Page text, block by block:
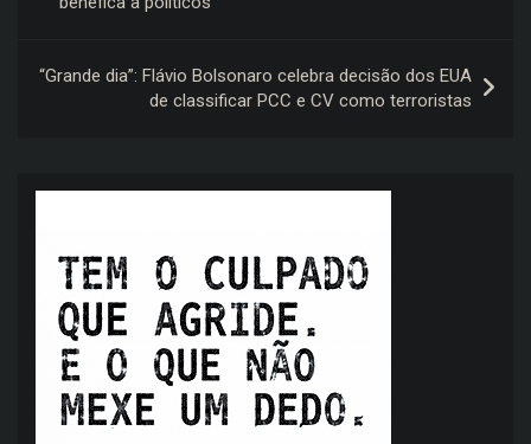
Post
“Grande dia”: Flávio Bolsonaro celebra decisão dos EUA
de classificar PCC e CV como terroristas